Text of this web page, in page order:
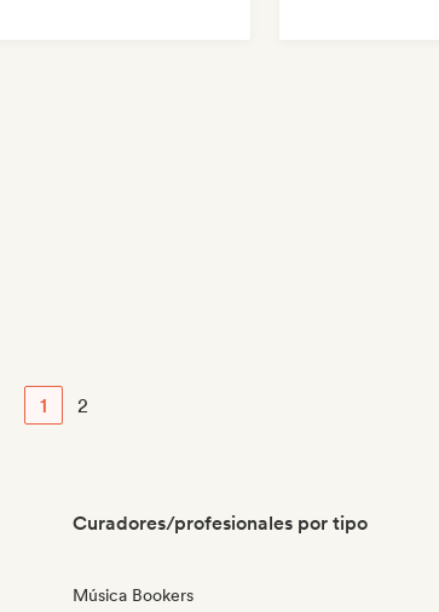
1 2
Curadores/profesionales por tipo
Música Bookers